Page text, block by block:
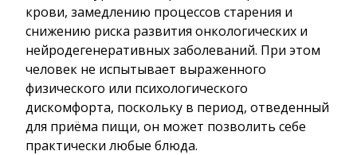
крови, замедлению процессов старения и
снижению риска развития онкологических и
нейродегенеративных заболеваний. При этом
человек не испытывает выраженного
физического или психологического
дискомфорта, поскольку в период, отведенный
для приёма пищи, он может позволить себе
практически любые блюда.